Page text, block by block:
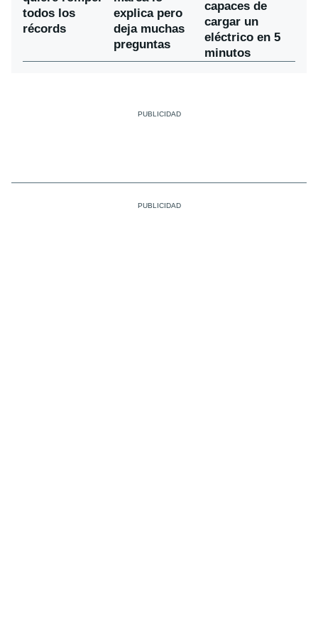
todos los
récords
explica pero
deja muchas
preguntas
capaces de
cargar un
eléctrico en 5
minutos